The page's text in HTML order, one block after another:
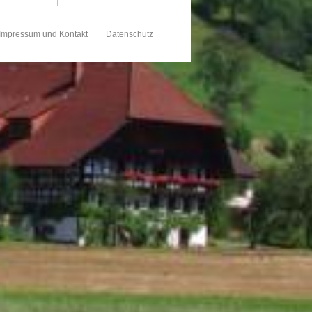
und Kontakt Datenschutz